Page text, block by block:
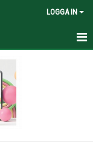
LOGGA IN